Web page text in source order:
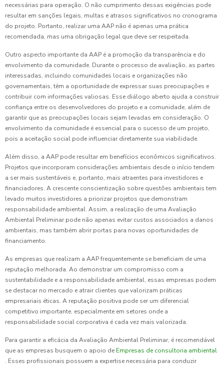
necessárias para operação. O não cumprimento dessas exigências pode
resultar em sanções legais, multas e atrasos significativos no cronograma
do projeto. Portanto, realizar uma AAP não é apenas uma prática
recomendada, mas uma obrigação legal que deve ser respeitada.
Outro aspecto importante da AAP é a promoção da transparência e do
envolvimento da comunidade. Durante o processo de avaliação, as partes
interessadas, incluindo comunidades locais e organizações não
governamentais, têm a oportunidade de expressar suas preocupações e
contribuir com informações valiosas. Esse diálogo aberto ajuda a construir
confiança entre os desenvolvedores do projeto e a comunidade, além de
garantir que as preocupações locais sejam levadas em consideração. O
envolvimento da comunidade é essencial para o sucesso de um projeto,
pois a aceitação social pode influenciar diretamente sua viabilidade.
Além disso, a AAP pode resultar em benefícios econômicos significativos.
Projetos que incorporam considerações ambientais desde o início tendem
a ser mais sustentáveis e, portanto, mais atraentes para investidores e
financiadores. A crescente conscientização sobre questões ambientais tem
levado muitos investidores a priorizar projetos que demonstram
responsabilidade ambiental. Assim, a realização de uma Avaliação
Ambiental Preliminar pode não apenas evitar custos associados a danos
ambientais, mas também abrir portas para novas oportunidades de
financiamento.
As empresas que realizam a AAP frequentemente se beneficiam de uma
reputação melhorada. Ao demonstrar um compromisso com a
sustentabilidade e a responsabilidade ambiental, essas empresas podem
se destacar no mercado e atrair clientes que valorizam práticas
empresariais éticas. A reputação positiva pode ser um diferencial
competitivo importante, especialmente em setores onde a
responsabilidade social corporativa é cada vez mais valorizada.
Para garantir a eficácia da Avaliação Ambiental Preliminar, é recomendável
que as empresas busquem o apoio de Empresas de consultoria ambiental
. Esses profissionais possuem a expertise necessária para conduzir